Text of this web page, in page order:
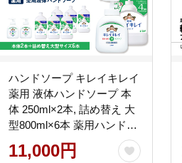
ハンドソープ キレイキレイ
薬用 液体ハンドソープ 本
体 250ml×2本, 詰め替え 大
型800ml×6本 薬用ハンドソ
ープ 日用品 消耗品 大容量
いい香り LION ライオン 液
11,000円